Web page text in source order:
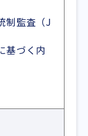
制監査（J
基づく内